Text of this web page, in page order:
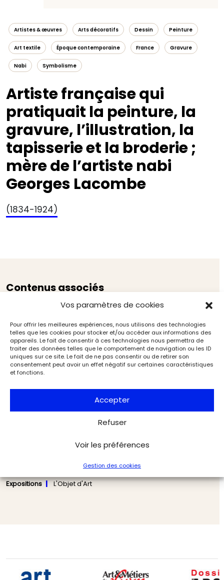
Vos paramètres de cookies
Pour offrir les meilleures expériences, nous utilisons des technologies
telles que les cookies pour stocker et/ou accéder aux informations des
appareils. Le fait de consentir à ces technologies nous permettra de
traiter des données telles que le comportement de navigation ou les ID
uniques sur ce site. Le fait de ne pas consentir ou de retirer son
consentement peut avoir un effet négatif sur certaines caractéristiques
et fonctions.
Accepter
Refuser
Voir les préférences
Gestion des cookies
Artistes & œuvres Arts décoratifs Dessin Peinture
Art textile Époque contemporaine France Gravure
Nabi Symbolisme
Artiste française qui
pratiquait la peinture, la
gravure, l’illustration, la
tapisserie et la broderie ;
mère de l’artiste nabi
Georges Lacombe
(1834-1924)
Contenus associés
Tirer l’aiguille : Pont‑Aven honore les Nabis au
Expositions L'Objet d'Art